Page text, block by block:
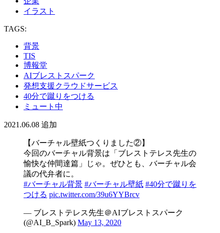
イラスト
TAGS:
背景
TIS
博報堂
AIブレストスパーク
発想支援クラウドサービス
40分で蹴りをつける
ミュート中
2021.06.08 追加
【バーチャル壁紙つくりました②】
今回のバーチャル背景は「ブレストテレス先生の
愉快な仲間達篇」じゃ。ぜひとも、バーチャル会
議の代弁者に。
#バーチャル背景 #バーチャル壁紙 #40分で蹴りを
つける pic.twitter.com/39u6YYBrcv
— ブレストテレス先生＠AIブレストスパーク
(@AI_B_Spark) May 13, 2020